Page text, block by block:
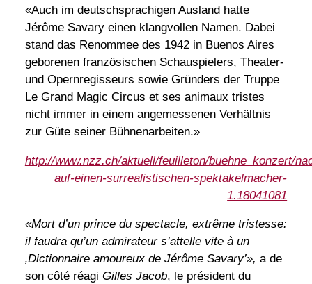
«Auch im deutschsprachigen Ausland hatte
Jérôme Savary einen klangvollen Namen. Dabei
stand das Renommee des 1942 in Buenos Aires
geborenen französischen Schauspielers, Theater-
und Opernregisseurs sowie Gründers der Truppe
Le Grand Magic Circus et ses animaux tristes
nicht immer in einem angemessenen Verhältnis
zur Güte seiner Bühnenarbeiten.»
http://www.nzz.ch/aktuell/feuilleton/buehne_konzert/
auf-einen-surrealistischen-spektakelmacher-
1.18041081
«Mort d’un prince du spectacle, extrême tristesse:
il faudra qu’un admirateur s’attelle vite à un
‚Dictionnaire amoureux de Jérôme Savary’», a de
son côté réagi Gilles Jacob, le président du